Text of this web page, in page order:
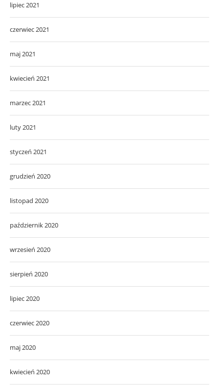
lipiec 2021
czerwiec 2021
maj 2021
kwiecień 2021
marzec 2021
luty 2021
styczeń 2021
grudzień 2020
listopad 2020
październik 2020
wrzesień 2020
sierpień 2020
lipiec 2020
czerwiec 2020
maj 2020
kwiecień 2020